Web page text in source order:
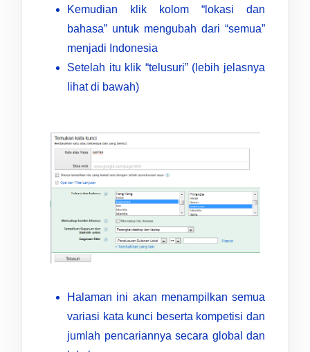
Kemudian klik kolom “lokasi dan
bahasa” untuk mengubah dari “semua”
menjadi Indonesia
Setelah itu klik “telusuri” (lebih jelasnya
lihat di bawah)
Halaman ini akan menampilkan semua
variasi kata kunci beserta kompetisi dan
jumlah pencariannya secara global dan